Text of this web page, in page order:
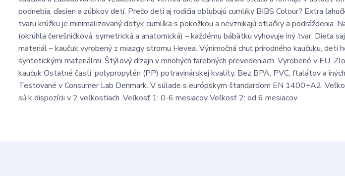
podnebia, ďasien a zúbkov detí. Prečo deti aj rodičia obľubujú cumlíky BIBS Colour? Extra
tvaru krúžku je minimalizovaný dotyk cumlíka s pokožkou a nevznikajú otlačky a podráždenia.
(okrúhla čerešničková, symetrická a anatomická) – každému bábätku vyhovuje iný tvar. Dieťa
materiál – kaučuk vyrobený z miazgy stromu Hevea. Výnimočná chuť prírodného kaučuku, deti
syntetickými materiálmi. Štýlový dizajn v mnohých farebných prevedeniach. Vyrobené v EU.
kaučuk Ostatné časti: polypropylén (PP) potravinárskej kvality. Bez BPA, PVC, ftalátov a
Testované v Consumer Lab Denmark. V súlade s európskym štandardom EN 1400+A2.
sú k dispozícii v 2 veľkostiach. Veľkosť 1: 0-6 mesiacov Veľkosť 2: od 6 mesiacov